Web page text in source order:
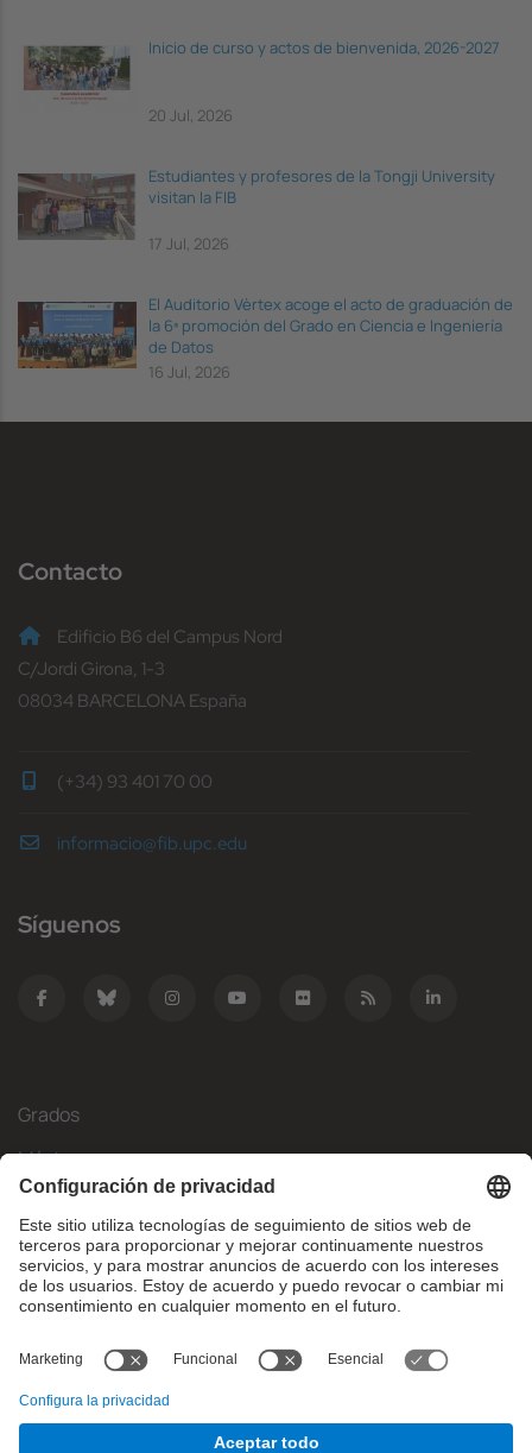
Inicio de curso y actos de bienvenida, 2026-2027
20 Jul, 2026
Estudiantes y profesores de la Tongji University
visitan la FIB
17 Jul, 2026
El Auditorio Vèrtex acoge el acto de graduación de
la 6ª promoción del Grado en Ciencia e Ingeniería
de Datos
16 Jul, 2026
Contacto
Edificio B6 del Campus Nord
C/Jordi Girona, 1-3
08034 BARCELONA España
(+34) 93 401 70 00
informacio@fib.upc.edu
Síguenos
Grados
Másteres
Movilidad Internacional
Investigación
Empresa
¿Qué necesitas?